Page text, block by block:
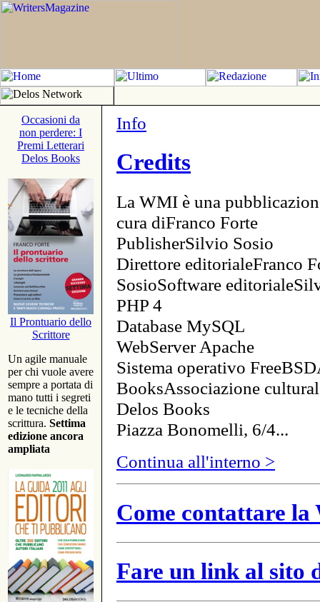
Occasioni da
non perdere: I
Premi Letterari
Delos Books
Il Prontuario dello
Scrittore
Un agile manuale
per chi vuole avere
sempre a portata di
mano tutti i segreti
e le tecniche della
scrittura. Settima
edizione ancora
ampliata
Info
Credits
La WMI è una
cura diFranco Forte
PublisherSilvio Sosio
Direttore editorialeFranco
SosioSoftware
PHP 4
Database MySQL
WebServer Apache
Sistema operativo
BooksAssociazione
Delos Books
Piazza Bonomelli, 6/4...
Continua all'interno >
Come contattare
Fare un link al sito